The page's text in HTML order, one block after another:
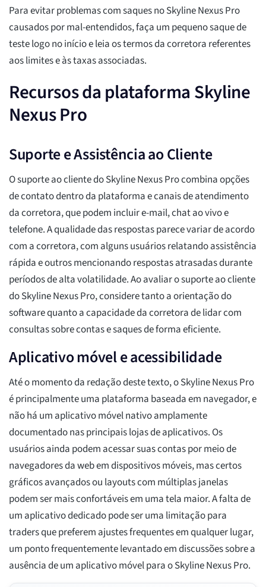
Para evitar problemas com saques no Skyline Nexus Pro
causados por mal-entendidos, faça um pequeno saque de
teste logo no início e leia os termos da corretora referentes
aos limites e às taxas associadas.
Recursos da plataforma Skyline
Nexus Pro
Suporte e Assistência ao Cliente
O suporte ao cliente do Skyline Nexus Pro combina opções
de contato dentro da plataforma e canais de atendimento
da corretora, que podem incluir e-mail, chat ao vivo e
telefone. A qualidade das respostas parece variar de acordo
com a corretora, com alguns usuários relatando assistência
rápida e outros mencionando respostas atrasadas durante
períodos de alta volatilidade. Ao avaliar o suporte ao cliente
do Skyline Nexus Pro, considere tanto a orientação do
software quanto a capacidade da corretora de lidar com
consultas sobre contas e saques de forma eficiente.
Aplicativo móvel e acessibilidade
Até o momento da redação deste texto, o Skyline Nexus Pro
é principalmente uma plataforma baseada em navegador, e
não há um aplicativo móvel nativo amplamente
documentado nas principais lojas de aplicativos. Os
usuários ainda podem acessar suas contas por meio de
navegadores da web em dispositivos móveis, mas certos
gráficos avançados ou layouts com múltiplas janelas
podem ser mais confortáveis em uma tela maior. A falta de
um aplicativo dedicado pode ser uma limitação para
traders que preferem ajustes frequentes em qualquer lugar,
um ponto frequentemente levantado em discussões sobre a
ausência de um aplicativo móvel para o Skyline Nexus Pro.